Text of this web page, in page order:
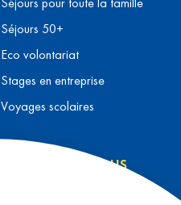
Séjours 50+
Eco volontariat
Stages en entreprise
Voyages scolaires
CONTACTEZ-NOUS